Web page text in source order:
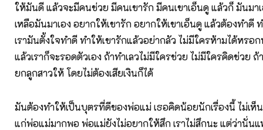
ให้มันดี แล้วจะมีคนช่วย มีคนเขารัก มีคนเขาเอ็นดู แล้วก็ มันมา
เหลือมันมาเอง อยากให้เขารัก อยากให้เขาเอ็นดู แล้วต้องทำดี
เรามันตั้งใจทำดี ทำให้เขารักแล้วอย่ากลัว ไม่มีใครห้ามได้หรอก
แล้วเราก็จะรอดตัวเอง ถ้าทำเลวไม่มีใครช่วย ไม่มีใครคิดช่วย
ยกลูกสาวให้ โดยไม่ต้องเสียเงินก็ได้
มันต้องทำให้เป็นบุตรที่ดีของพ่อแม่ เธอคิดน้อยนักเรื่องนี้ ไม่เห็
แก่พ่อแม่มากพอ พ่อแม่ยังไม่อยากให้สึก เราไม่สึกนะ แต่ว่านั่นแ